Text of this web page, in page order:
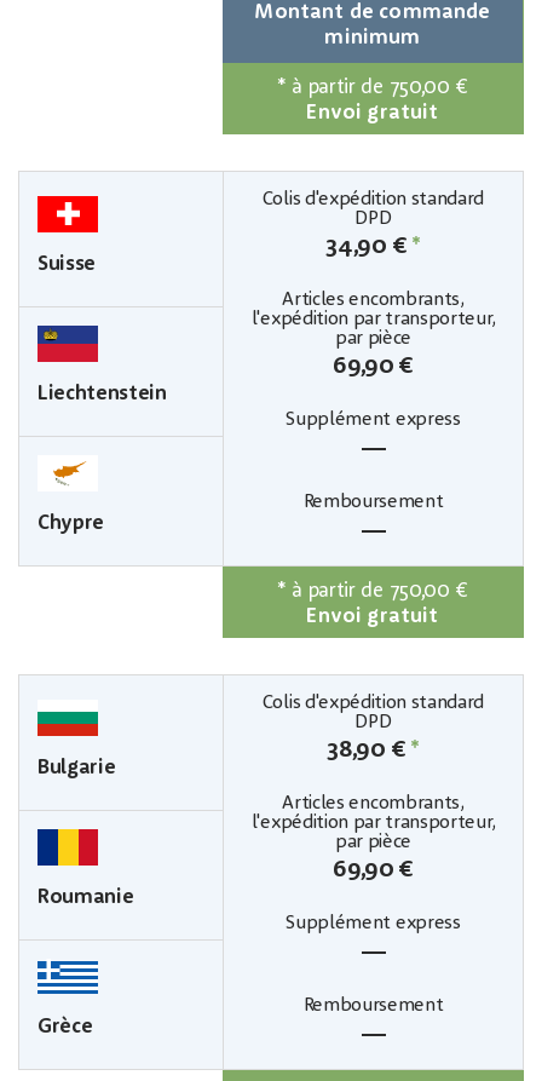
Montant de commande
minimum
* à partir de 750,00 €
Envoi gratuit
Suisse
34,90 € *
69,90 €
—
—
Liechtenstein
Chypre
* à partir de 750,00 €
Envoi gratuit
Bulgarie
38,90 € *
69,90 €
—
—
Roumanie
Grèce